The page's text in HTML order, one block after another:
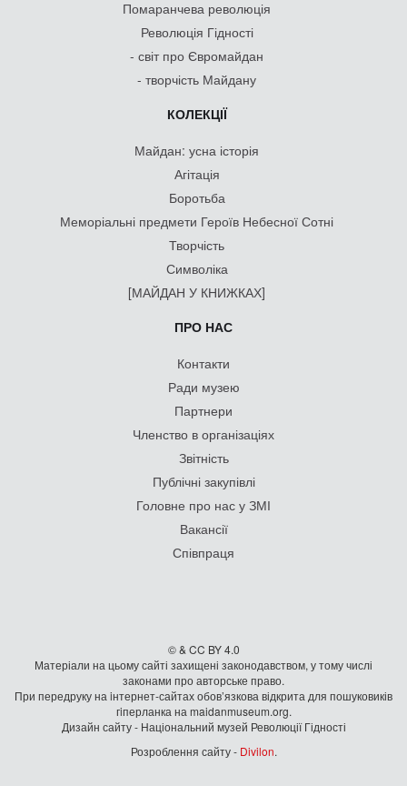
Помаранчева революція
Революція Гідності
- світ про Євромайдан
- творчість Майдану
КОЛЕКЦІЇ
Майдан: усна історія
Агітація
Боротьба
Меморіальні предмети Героїв Небесної Сотні
Творчість
Символіка
[МАЙДАН У КНИЖКАХ]
ПРО НАС
Контакти
Ради музею
Партнери
Членство в організаціях
Звітність
Публічні закупівлі
Головне про нас у ЗМІ
Вакансії
Співпраця
© & CC BY 4.0
Матеріали на цьому сайті захищені законодавством, у тому числі
законами про авторське право.
При передруку на iнтернет-сайтах обов’язкова відкрита для пошуковиків
гiперланка на maidanmuseum.org.
Дизайн сайту - Національний музей Революції Гідності
Розроблення сайту - Divilon.